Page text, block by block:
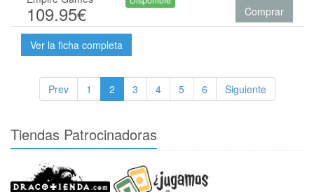
109.95€ Comprar
Ver la ficha completa
Prev 1 2 3 4 5 6 Siguiente
Tiendas Patrocinadoras